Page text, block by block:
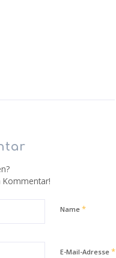
Kommentar!
Name *
E-Mail-Adresse *